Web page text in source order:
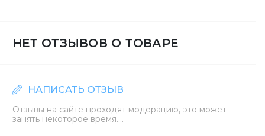
НЕТ ОТЗЫВОВ О ТОВАРЕ
НАПИСАТЬ ОТЗЫВ
Отзывы на сайте проходят модерацию, это может
занять некоторое время....